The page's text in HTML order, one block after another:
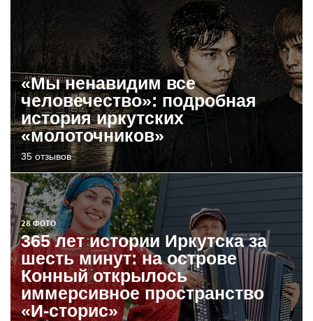
«Мы ненавидим все
человечество»: подробная
история иркутских
«молоточников»
35 отзывов
28 ФОТО
365 лет истории Иркутска за
шесть минут: на острове
Конный открылось
иммерсивное пространство
«И-сторис»